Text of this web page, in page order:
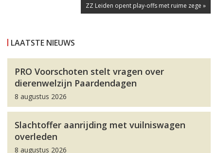
ZZ Leiden opent play-offs met ruime zege »
LAATSTE NIEUWS
PRO Voorschoten stelt vragen over
dierenwelzijn Paardendagen
8 augustus 2026
Slachtoffer aanrijding met vuilniswagen
overleden
8 augustus 2026